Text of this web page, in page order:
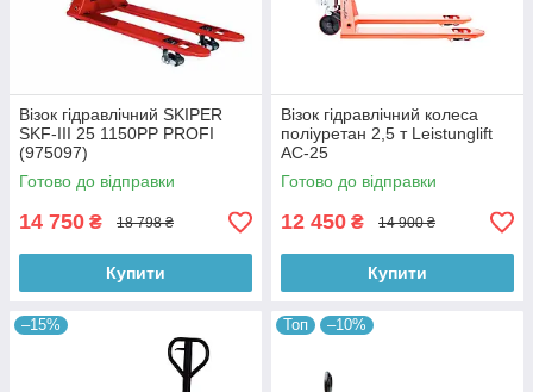
Візок гідравлічний SKIPER
SKF-III 25 1150PP PROFI
(975097)
Готово до відправки
14 750 ₴ 18 798 ₴
Купити
Візок гідравлічний колеса
поліуретан 2,5 т Leistunglift
AC-25
Готово до відправки
12 450 ₴ 14 900 ₴
Купити
–15% Топ –10%